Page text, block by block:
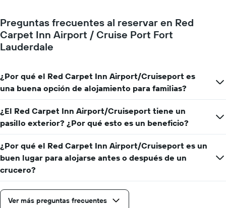
que
indica
el
precio
una
habitación
Preguntas frecuentes al reservar en Red
Carpet Inn Airport / Cruise Port Fort
Lauderdale
¿Por qué el Red Carpet Inn Airport/Cruiseport es
una buena opción de alojamiento para familias?
¿El Red Carpet Inn Airport/Cruiseport tiene un
pasillo exterior? ¿Por qué esto es un beneficio?
¿Por qué el Red Carpet Inn Airport/Cruiseport es un
buen lugar para alojarse antes o después de un
crucero?
Ver más preguntas frecuentes